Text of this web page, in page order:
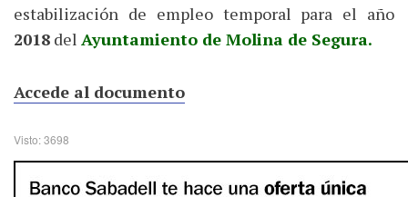
estabilización de empleo temporal para el año
2018 del Ayuntamiento de Molina de Segura.
Accede al documento
Visto: 3698